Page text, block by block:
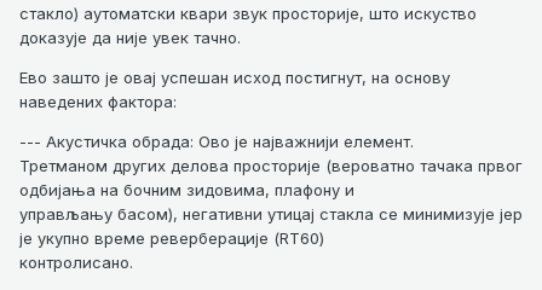
стакло) аутоматски квари звук просторије, што искуство
доказује да није увек тачно.
Ево зашто је овај успешан исход постигнут, на основу
наведених фактора:
--- Акустичка обрада: Ово је најважнији елемент.
Третманом других делова просторије (вероватно тачака првог
одбијања на бочним зидовима, плафону и
управљању басом), негативни утицај стакла се минимизује јер
је укупно време реверберације (RT60)
контролисано.